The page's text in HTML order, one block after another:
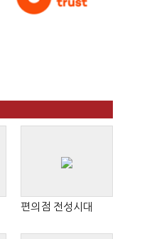
편의점 전성시대